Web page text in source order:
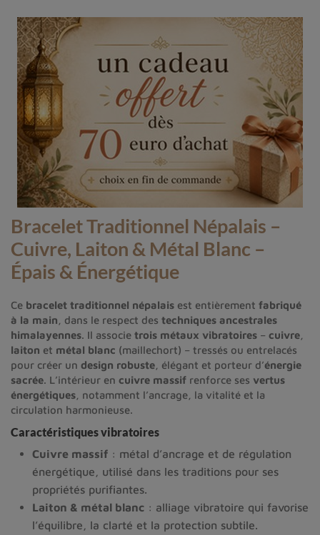
Bracelet Traditionnel Népalais –
Cuivre, Laiton & Métal Blanc –
Épais & Énergétique
Ce bracelet traditionnel népalais est entièrement fabriqué
à la main , dans le respect des techniques ancestrales
himalayennes. Il associe trois métaux vibratoires – cuivre
laiton et métal blanc (maillechort) – tressés ou entrelacés
pour créer un design robuste , élégant et porteur d’énergie
sacrée. L’intérieur en cuivre massif renforce ses vertus
énergétiques , notamment l’ancrage, la vitalité et la
circulation harmonieuse.
Caractéristiques vibratoires
Cuivre massif : métal d’ancrage et de régulation
énergétique, utilisé dans les traditions pour ses
propriétés purifiantes.
Laiton & métal blanc : alliage vibratoire qui favorise
l’équilibre, la clarté et la protection subtile.